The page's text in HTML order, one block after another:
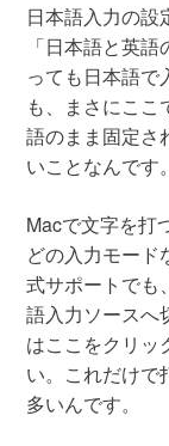
日本語入力の設
「日本語と英
っても日本語で
も、まさにこ
語のまま固定さ
いことなんです。
Macで文字を打
どの入力モード
式サポートでも
語入力ソースへ
はここをクリッ
い。これだけで
多いんです。